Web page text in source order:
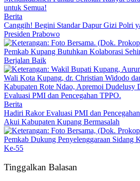
untuk Semua!
Berita
Canggih! Begini Standar Dapur Gizi Polri
Presiden Prabowo
Pemkab Kupang Butuhkan Kolaborasi
Berjalan Baik
Berita
Hadiri Rakor Evaluasi PMI dan
Akui Kabupaten Kupang Bermasalah
Pemkab Dukung Penyelenggaraan Sidang
Ke-55
Tinggalkan Balasan